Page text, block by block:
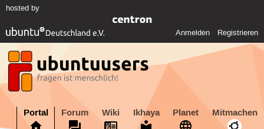
hosted by
Anmelden Registrieren
Portal Forum Wiki Ikhaya Planet Mitmachen